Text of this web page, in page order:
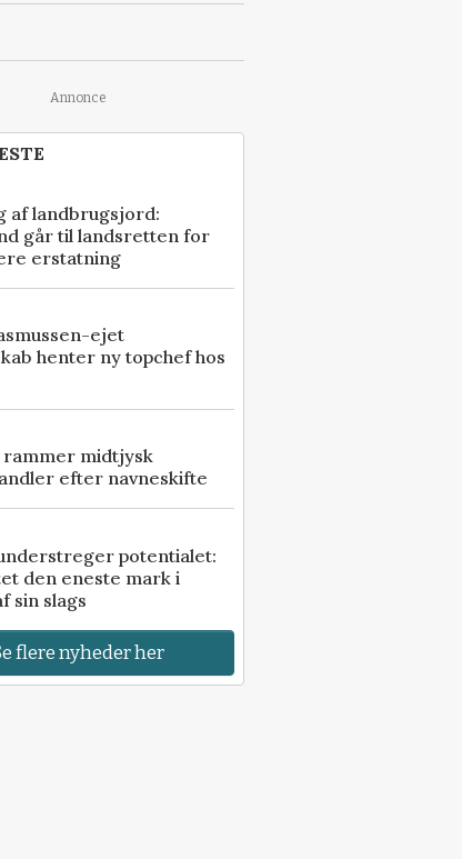
Annonce
af landbrugsjord:
går til landsretten for
erstatning
ejet
henter ny topchef hos
rammer midtjysk
efter navneskifte
potentialet:
den eneste mark i
sin slags
flere nyheder her